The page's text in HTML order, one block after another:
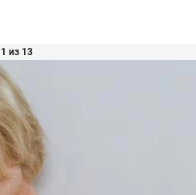
1 из 13